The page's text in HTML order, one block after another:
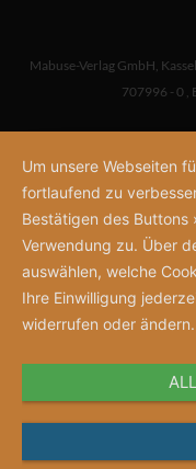
Mabuse-Verlag GmbH
707996 - 0
Um unsere Webseiten
fortlaufend zu
Bestätigen des Buttons
Verwendung zu. Über
auswählen, welche
Ihre Einwilligung
widerrufen oder ändern.